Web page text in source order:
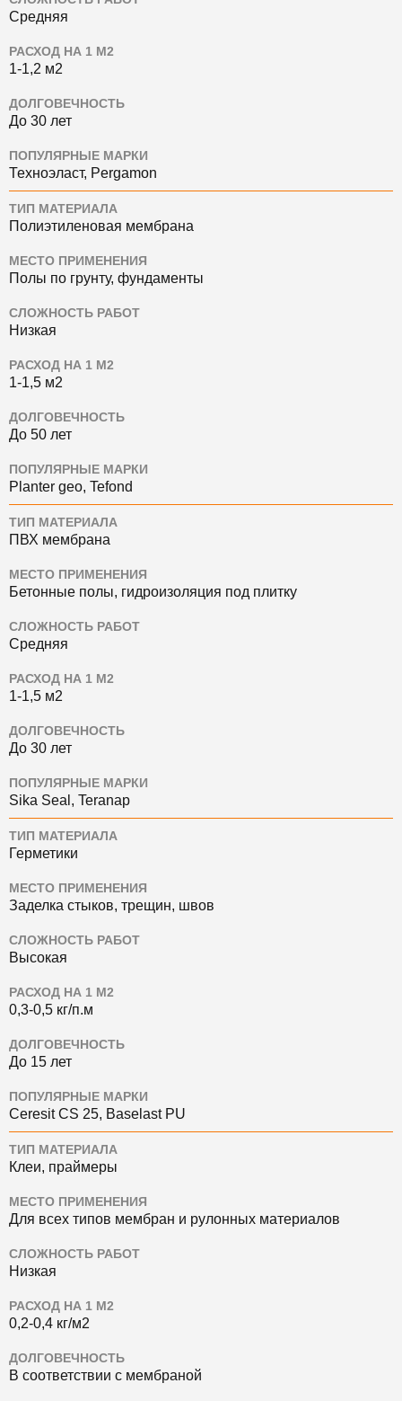
Средняя
РАСХОД НА 1 М2
1-1,2 м2
ДОЛГОВЕЧНОСТЬ
До 30 лет
ПОПУЛЯРНЫЕ МАРКИ
Техноэласт, Pergamon
ТИП МАТЕРИАЛА
Полиэтиленовая мембрана
МЕСТО ПРИМЕНЕНИЯ
Полы по грунту, фундаменты
СЛОЖНОСТЬ РАБОТ
Низкая
РАСХОД НА 1 М2
1-1,5 м2
ДОЛГОВЕЧНОСТЬ
До 50 лет
ПОПУЛЯРНЫЕ МАРКИ
Planter geo, Tefond
ТИП МАТЕРИАЛА
ПВХ мембрана
МЕСТО ПРИМЕНЕНИЯ
Бетонные полы, гидроизоляция под плитку
СЛОЖНОСТЬ РАБОТ
Средняя
РАСХОД НА 1 М2
1-1,5 м2
ДОЛГОВЕЧНОСТЬ
До 30 лет
ПОПУЛЯРНЫЕ МАРКИ
Sika Seal, Teranap
ТИП МАТЕРИАЛА
Герметики
МЕСТО ПРИМЕНЕНИЯ
Заделка стыков, трещин, швов
СЛОЖНОСТЬ РАБОТ
Высокая
РАСХОД НА 1 М2
0,3-0,5 кг/п.м
ДОЛГОВЕЧНОСТЬ
До 15 лет
ПОПУЛЯРНЫЕ МАРКИ
Ceresit CS 25, Baselast PU
ТИП МАТЕРИАЛА
Клеи, праймеры
МЕСТО ПРИМЕНЕНИЯ
Для всех типов мембран и рулонных материалов
СЛОЖНОСТЬ РАБОТ
Низкая
РАСХОД НА 1 М2
0,2-0,4 кг/м2
ДОЛГОВЕЧНОСТЬ
В соответствии с мембраной